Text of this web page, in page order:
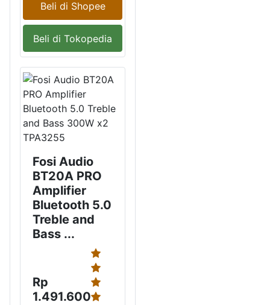
Beli di Shopee
Beli di Tokopedia
Fosi Audio
BT20A PRO
Amplifier
Bluetooth 5.0
Treble and
Bass ...
Rp
1.491.600